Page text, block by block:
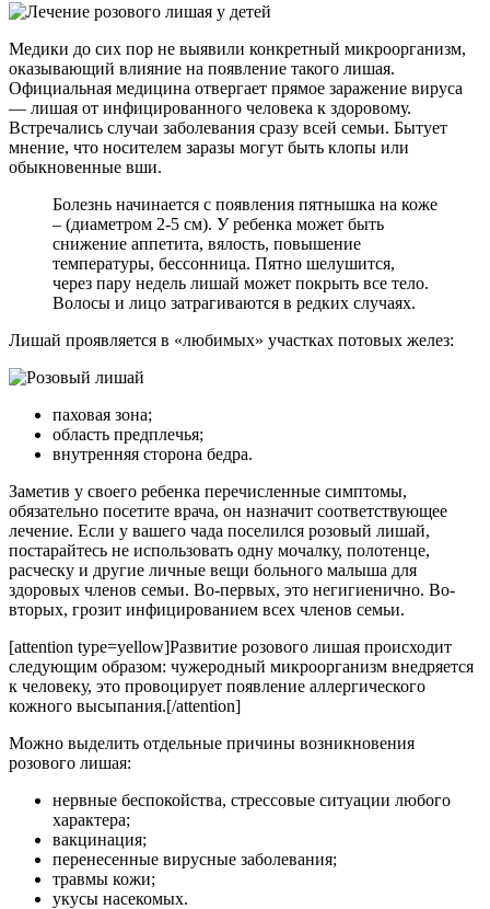
Медики до сих пор не выявили конкретный микроорганизм,
оказывающий влияние на появление такого лишая.
Официальная медицина отвергает прямое заражение вируса
— лишая от инфицированного человека к здоровому.
Встречались случаи заболевания сразу всей семьи. Бытует
мнение, что носителем заразы могут быть клопы или
обыкновенные вши.
Болезнь начинается с появления пятнышка на коже
– (диаметром 2-5 см). У ребенка может быть
снижение аппетита, вялость, повышение
температуры, бессонница. Пятно шелушится,
через пару недель лишай может покрыть все тело.
Волосы и лицо затрагиваются в редких случаях.
Лишай проявляется в «любимых» участках потовых желез:
паховая зона;
область предплечья;
внутренняя сторона бедра.
Заметив у своего ребенка перечисленные симптомы,
обязательно посетите врача, он назначит соответствующее
лечение. Если у вашего чада поселился розовый лишай,
постарайтесь не использовать одну мочалку, полотенце,
расческу и другие личные вещи больного малыша для
здоровых членов семьи. Во-первых, это негигиенично. Во-
вторых, грозит инфицированием всех членов семьи.
[attention type=yellow]Развитие розового лишая происходит
следующим образом: чужеродный микроорганизм внедряется
к человеку, это провоцирует появление аллергического
кожного высыпания.[/attention]
Можно выделить отдельные причины возникновения
розового лишая:
нервные беспокойства, стрессовые ситуации любого
характера;
вакцинация;
перенесенные вирусные заболевания;
травмы кожи;
укусы насекомых.